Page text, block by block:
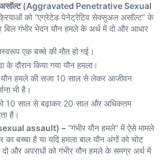
असॉल्ट (Aggravated Penetrative Sexual
को “एग्रेटेड पेनेट्रेटिव सेक्सुअल असॉल्ट” के
बिल गंभीर भेदन यौन हमले के अर्थ में दो और आधार
एक बच्चे की मौत हो गई।
के दौरान किया गया यौन हमला।
यौन हमले की सजा 10 साल से लेकर आजीवन
भी है।
10 साल से बढ़ाकर 20 साल और अधिकतम
है।
sexual assault) – “गंभीर यौन हमले” में ऐसे मामले
का बच्चा है या यदि हमला बाल यौन अंगों को चोट
और अपराधों को गंभीर यौन हमले के समग्र अर्थ में